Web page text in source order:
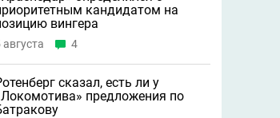
кандидатом на
вингера
августа 4
сказал, есть ли у
предложения по